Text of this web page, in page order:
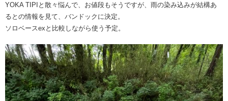
YOKA TIPIと散々悩んで、お値段もそうですが、雨の染み込みが結構あ
るとの情報を見て、バンドックに決定。
ソロベースexと比較しながら使う予定。